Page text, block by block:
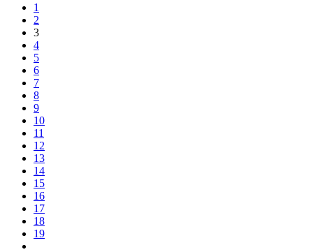
1
2
3
4
5
6
7
8
9
10
11
12
13
14
15
16
17
18
19